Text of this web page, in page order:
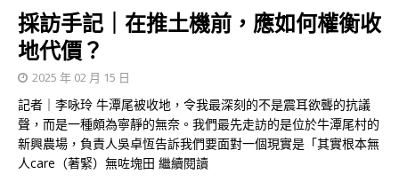
採訪手記｜在推土機前，應如何權衡收
地代價？
2025 年 02 月 15 日
記者｜李咏玲 牛潭尾被收地，令我最深刻的不是震耳欲聾的抗議
聲，而是一種頗為寧靜的無奈。我們最先走訪的是位於牛潭尾村的
新興農場，負責人吳卓恆告訴我們要面對一個現實是「其實根本無
人care（著緊）無咗塊田 繼續閱讀